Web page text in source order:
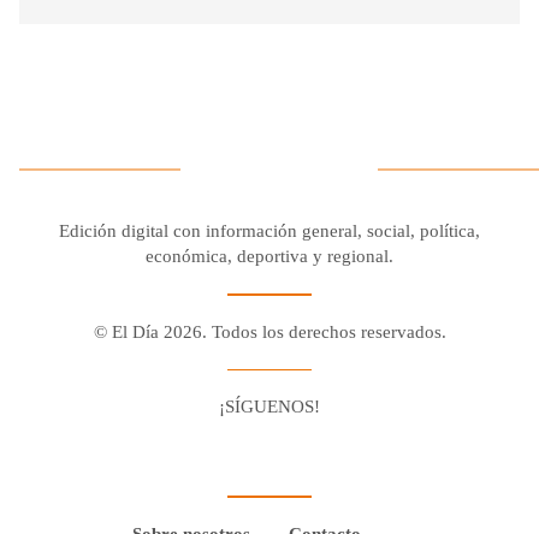
Edición digital con información general, social, política,
económica, deportiva y regional.
© El Día 2026. Todos los derechos reservados.
¡SÍGUENOS!